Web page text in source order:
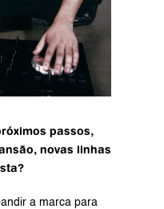
passos,
novas linhas
a marca para